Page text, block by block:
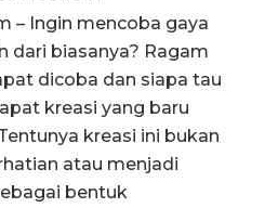
– Ingin mencoba gaya
dari biasanya? Ragam
dicoba dan siapa tau
kreasi yang baru
kreasi ini bukan
atau menjadi
bentuk